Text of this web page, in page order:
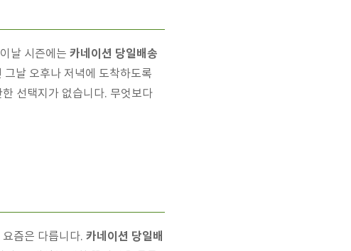
날 시즌에는 카네이션 당일배송
날 오후나 저녁에 도착하도록
선택지가 없습니다. 무엇보다
즘은 다릅니다. 카네이션 당일배